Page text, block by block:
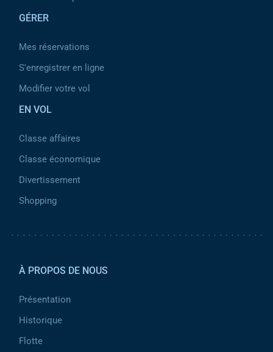
GÉRER
Mes réservations
S'enregistrer en ligne
Modifier votre vol
EN VOL
Classe affaires
Classe économique
Divertissement
Shopping
À PROPOS DE NOUS
Présentation
Historique
Flotte